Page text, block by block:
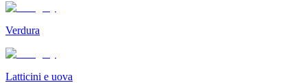
Verdura
Latticini e uova